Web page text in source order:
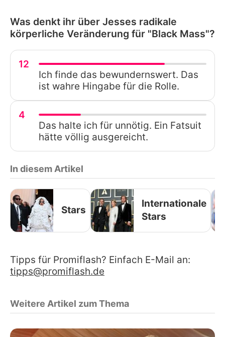
Was denkt ihr über Jesses radikale
körperliche Veränderung für "Black Mass"?
12
Ich finde das bewundernswert. Das
ist wahre Hingabe für die Rolle.
4
Das halte ich für unnötig. Ein Fatsuit
hätte völlig ausgereicht.
In diesem Artikel
Stars
Internationale
Stars
Tipps für Promiflash? Einfach E-Mail an:
tipps@promiflash.de
Weitere Artikel zum Thema